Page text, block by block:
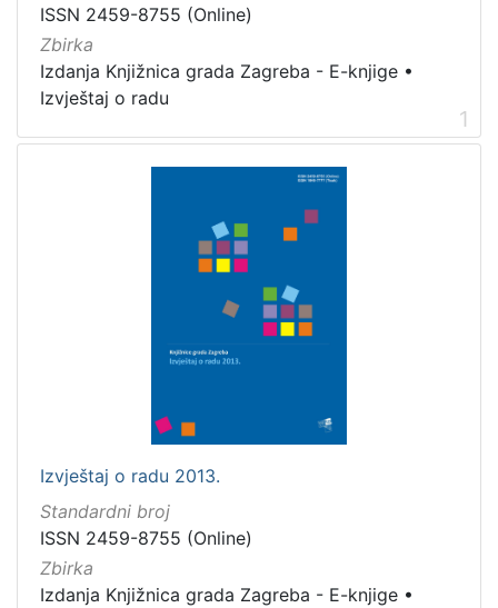
ISSN 2459-8755 (Online)
Zbirka
Izdanja Knjižnica grada Zagreba - E-knjige •
Izvještaj o radu
1
Izvještaj o radu 2013.
Standardni broj
ISSN 2459-8755 (Online)
Zbirka
Izdanja Knjižnica grada Zagreba - E-knjige •